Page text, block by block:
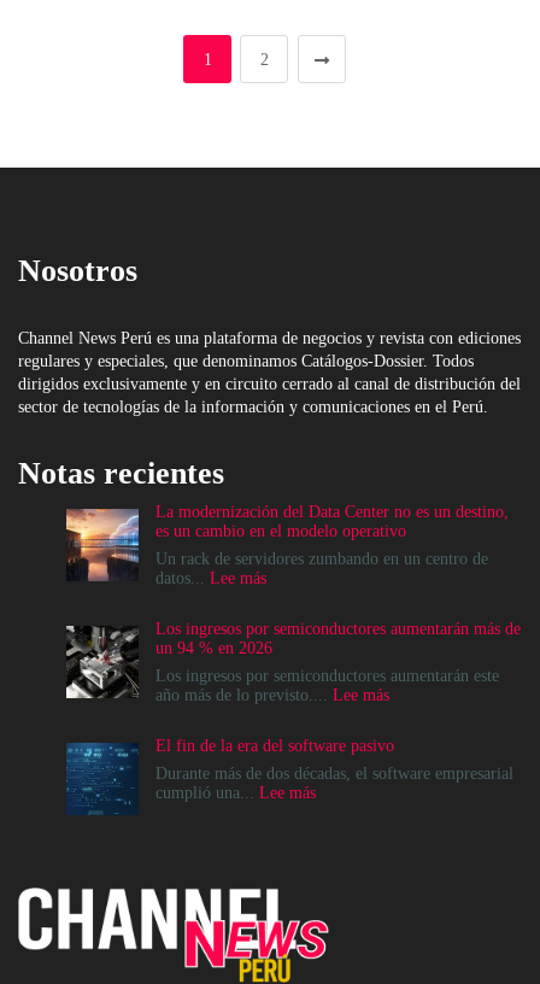
1 2
Nosotros
Channel News Perú es una plataforma de negocios y revista con ediciones
regulares y especiales, que denominamos Catálogos-Dossier. Todos
dirigidos exclusivamente y en circuito cerrado al canal de distribución del
sector de tecnologías de la información y comunicaciones en el Perú.
Notas recientes
La modernización del Data Center no es un destino,
es un cambio en el modelo operativo
Un rack de servidores zumbando en un centro de
datos... Lee más:
del
Data
Center
no
destino,
es
un
operativo
Los ingresos por semiconductores aumentarán más de
un 94 % en 2026
Los ingresos por semiconductores aumentarán este
año más de lo previsto.... Lee más:
por
semiconductores
El fin de la era del software pasivo
Durante más de dos décadas, el software empresarial
cumplió una... Lee más:
software
pasivo